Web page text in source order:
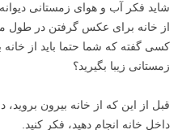
شاید فکر آب و هوای زمستانی
از خانه برای عکس گرفتن در طول
کسی گفته که شما حتما باید از خانه
زمستانی زیبا بگیرید؟
قبل از این که از خانه بیرون
داخل خانه انجام دهید، فکر کنید.